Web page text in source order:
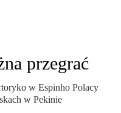
przegrać
w Espinho Polacy
w Pekinie